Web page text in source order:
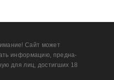
Сайт может
информацию, предна­
для лиц, дости­гших 18